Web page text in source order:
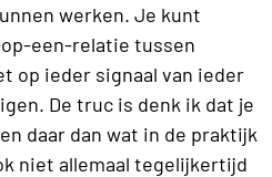
werken. Je kunt
een-relatie tussen
op ieder signaal van ieder
De truc is denk ik dat je
daar dan wat in de praktijk
niet allemaal tegelijkertijd